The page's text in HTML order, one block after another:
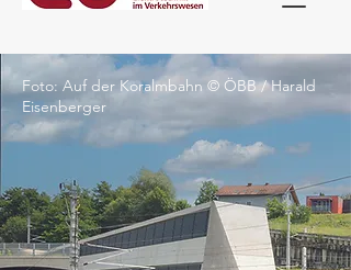
Foto: Auf der Koralmbahn © ÖBB / Harald
Eisenberger